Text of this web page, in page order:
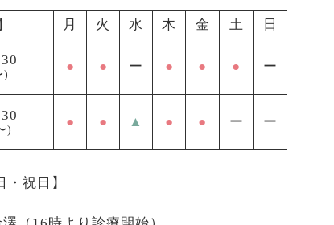
月 火 水 木 金 土 日
)
● ● ー ● ● ● ー
)
● ● ▲ ● ● ー ー
・祝日】